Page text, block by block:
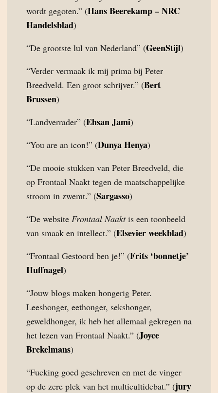
wordt gegoten.” (Hans Beerekamp – NRC
Handelsblad)
“De grootste lul van Nederland” (GeenStijl)
“Verder vermaak ik mij prima bij Peter
Breedveld. Een groot schrijver.” (Bert
Brussen)
“Landverrader” (Ehsan Jami)
“You are an icon!” (Dunya Henya)
“De mooie stukken van Peter Breedveld, die
op Frontaal Naakt tegen de maatschappelijke
stroom in zwemt.” (Sargasso)
“De website Frontaal Naaktis een toonbeeld
van smaak en intellect.” (Elsevier weekblad)
“Frontaal Gestoord ben je!” (Frits ‘bonnetje’
Huffnagel)
“Jouw blogs maken hongerig Peter.
Leeshonger, eethonger, sekshonger,
geweldhonger, ik heb het allemaal gekregen na
het lezen van Frontaal Naakt.” (Joyce
Brekelmans)
“Fucking goed geschreven en met de vinger
op de zere plek van het multicultidebat.” (jury